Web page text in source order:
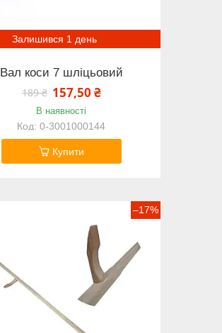
Залишився 1 день
Вал коси 7 шліцьовий
189 ₴ 157,50 ₴
В наявності
0-3001000144
Купити
–17%